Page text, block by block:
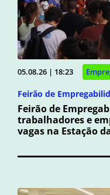
05.08.26 | 18:23
Feirão de
Feirão de
trabalhadores e
vagas na Estação